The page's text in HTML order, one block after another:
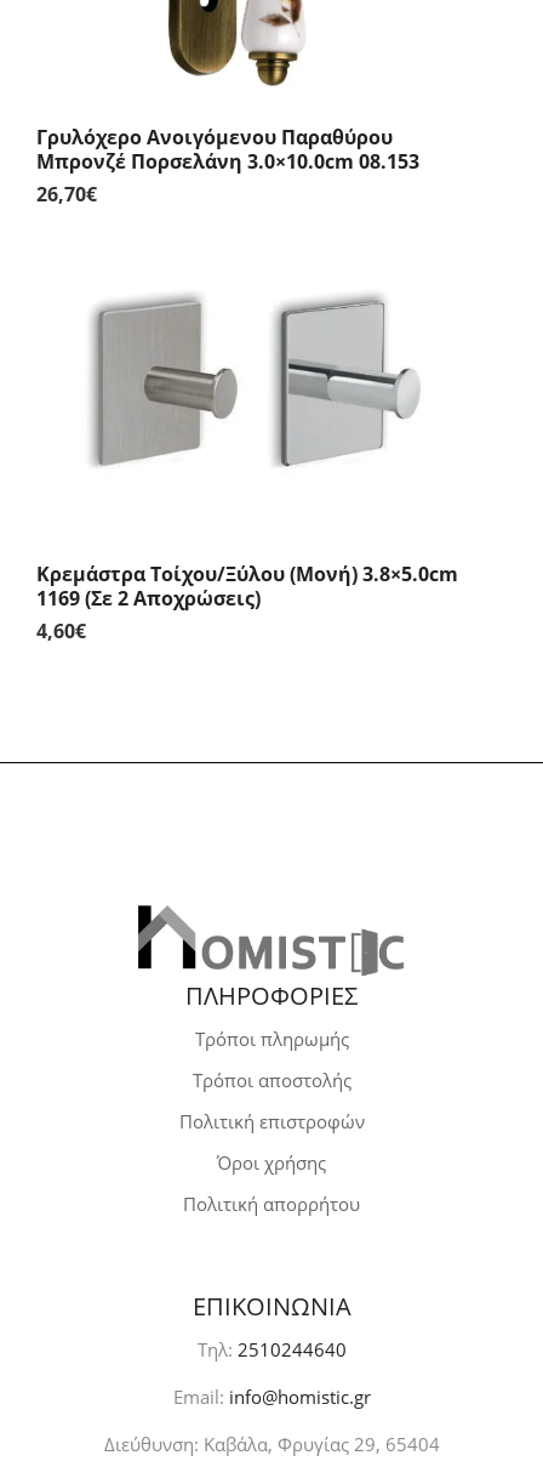
Γρυλόχερο Ανοιγόμενου Παραθύρου
Μπρονζέ Πορσελάνη 3.0×10.0cm 08.153
26,70€
Κρεμάστρα Τοίχου/Ξύλου (Μονή) 3.8×5.0cm
1169 (Σε 2 Αποχρώσεις)
4,60€
ΠΛΗΡΟΦΟΡΙΕΣ
Τρόποι πληρωμής
Τρόποι αποστολής
Πολιτική επιστροφών
Όροι χρήσης
Πολιτική απορρήτου
ΕΠΙΚΟΙΝΩΝΙΑ
Τηλ: 2510244640
Email: info@homistic.gr
Διεύθυνση: Καβάλα, Φρυγίας 29, 65404